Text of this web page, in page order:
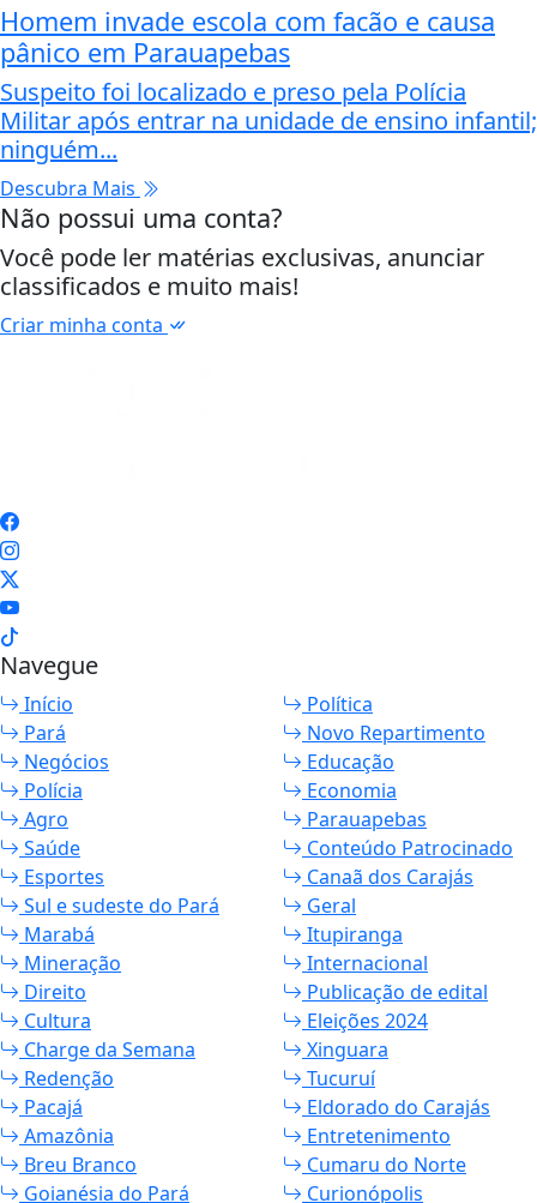
Homem invade escola com facão e causa
pânico em Parauapebas
Suspeito foi localizado e preso pela Polícia
Militar após entrar na unidade de ensino infantil;
ninguém...
Descubra Mais
Não possui uma conta?
Você pode ler matérias exclusivas, anunciar
classificados e muito mais!
Criar minha conta
Navegue
Início
Política
Pará
Novo Repartimento
Negócios
Educação
Polícia
Economia
Agro
Parauapebas
Saúde
Conteúdo Patrocinado
Esportes
Canaã dos Carajás
Sul e sudeste do Pará
Geral
Marabá
Itupiranga
Mineração
Internacional
Direito
Publicação de edital
Cultura
Eleições 2024
Charge da Semana
Xinguara
Redenção
Tucuruí
Pacajá
Eldorado do Carajás
Amazônia
Entretenimento
Breu Branco
Cumaru do Norte
Goianésia do Pará
Curionópolis